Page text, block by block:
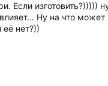
изготовить?)))))
Ну на что
нет?))